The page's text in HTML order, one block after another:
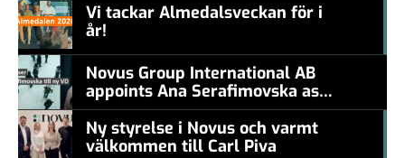
Vi tackar Almedalsveckan för i
år!
Novus Group International AB
appoints Ana Serafimovska as
new CEO
Ny styrelse i Novus och varmt
välkommen till Carl Piva